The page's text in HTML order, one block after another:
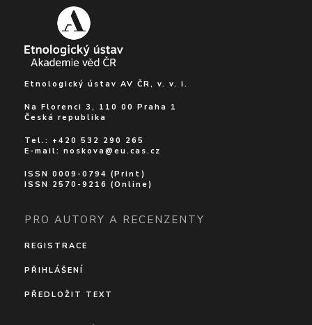
Etnologický ústav AV ČR, v. v. i.
Na Florenci 3, 110 00 Praha 1
Česká republika
Tel.: +420 532 290 265
E-mail: noskova@eu.cas.cz
ISSN 0009-0794 (Print)
ISSN 2570-9216 (Online)
PRO AUTORY A RECENZENTY
REGISTRACE
PŘIHLÁŠENÍ
PŘEDLOŽIT TEXT